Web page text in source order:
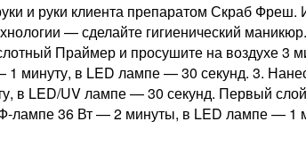
и руки клиента препаратом Скраб
— сделайте гигиенический
Праймер и просушите на воздухе 3
минуту, в LED лампе — 30 секунд. 3.
LED/UV лампе — 30 секунд. Первый
лампе 36 Вт — 2 минуты, в LED лампе —